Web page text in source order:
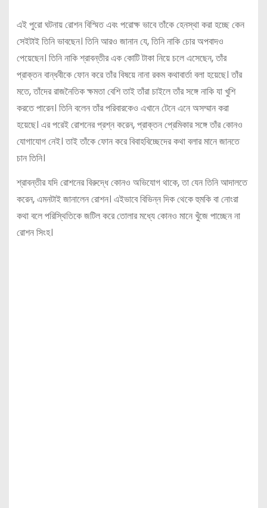
এই পুরো ঘটনায় রোশন বিস্মিত এবং পরোক্ষ ভাবে তাঁকে হেনস্থা করা হচ্ছে কেন
সেইটাই তিনি ভাবছেন। তিনি আরও জানান যে, তিনি নাকি চোর অপবাদও
পেয়েছেন। তিনি নাকি শ্রাবন্তীর এক কোটি টাকা নিয়ে চলে এসেছেন, তাঁর
প্রাক্তন বান্ধবীকে ফোন করে তাঁর বিষয়ে নানা রকম কথাবার্তা বলা হয়েছে। তাঁর
মতে, তাঁদের রাজনৈতিক ক্ষমতা বেশি তাই তাঁরা চাইলে তাঁর সঙ্গে নাকি যা খুশি
করতে পারেন। তিনি বলেন তাঁর পরিবারকেও এখানে টেনে এনে অসম্মান করা
হয়েছে। এর পরেই রোশনের প্রশ্ন করেন, প্রাক্তন প্রেমিকার সঙ্গে তাঁর কোনও
যোগাযোগ নেই। তাই তাঁকে ফোন করে বিবাহবিচ্ছেদের কথা বলার মানে জানতে
চান তিনি।
শ্রাবন্তীর যদি রোশনের বিরুদ্ধে কোনও অভিযোগ থাকে, তা যেন তিনি আদালতে
করেন, এমনটাই জানালেন রোশন। এইভাবে বিভিন্ন দিক থেকে হুমকি বা নোংরা
কথা বলে পরিস্থিতিকে জটিল করে তোলার মধ্যে কোনও মানে খুঁজে পাচ্ছেন না
রোশন সিংহ।